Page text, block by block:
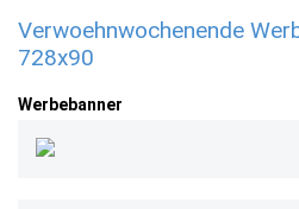
Verwoehnwochenende
728x90
Werbebanner